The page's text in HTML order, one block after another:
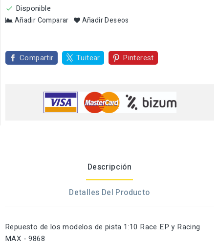
 Disponible
Añadir Comparar Añadir Deseos
Compartir Tuitear Pinterest
Descripción
Detalles Del Producto
Repuesto de los modelos de pista 1:10 Race EP y Racing
MAX - 9868